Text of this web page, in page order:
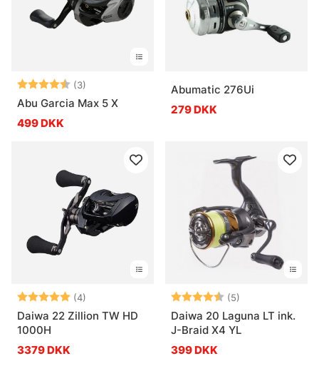
Vurdering: (3)
4.7 ud af 5 stjerner
Abu Garcia Max 5 X
499 DKK
Abumatic 276Ui
279 DKK
Vurdering: (4)
5.0 ud af 5 stjerner
Daiwa 22 Zillion TW HD
1000H
3379 DKK
Vurdering: (5)
Daiwa 20 Laguna LT ink.
J-Braid X4 YL
399 DKK